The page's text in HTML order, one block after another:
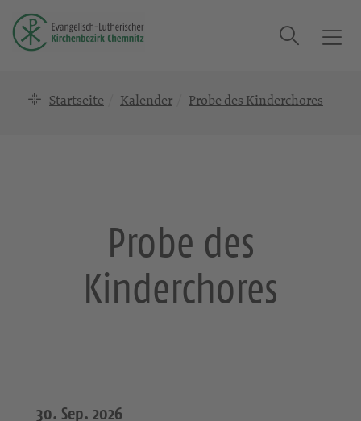
T
Suche
Startseite Kalender Probe des Kinderchores
Probe des
Kinderchores
30. Sep. 2026